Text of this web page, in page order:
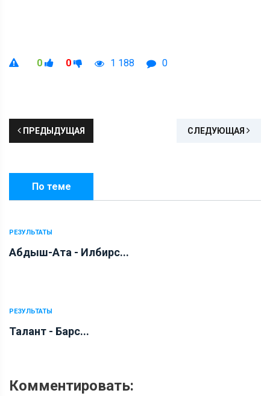
0 0 1 188 0
ПРЕДЫДУЩАЯ СЛЕДУЮЩАЯ
По теме
РЕЗУЛЬТАТЫ
Абдыш-Ата - Илбирс...
РЕЗУЛЬТАТЫ
Талант - Барс...
Комментировать: